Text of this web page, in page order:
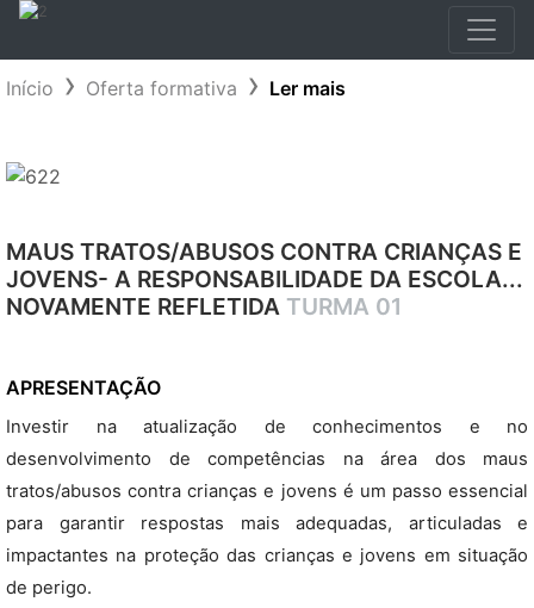
Início Oferta formativa Ler mais
MAUS TRATOS/ABUSOS CONTRA CRIANÇAS E
JOVENS- A RESPONSABILIDADE DA ESCOLA...
NOVAMENTE REFLETIDA TURMA 01
APRESENTAÇÃO
Investir na atualização de conhecimentos e no
desenvolvimento de competências na área dos maus
tratos/abusos contra crianças e jovens é um passo essencial
para garantir respostas mais adequadas, articuladas e
impactantes na proteção das crianças e jovens em situação
de perigo.